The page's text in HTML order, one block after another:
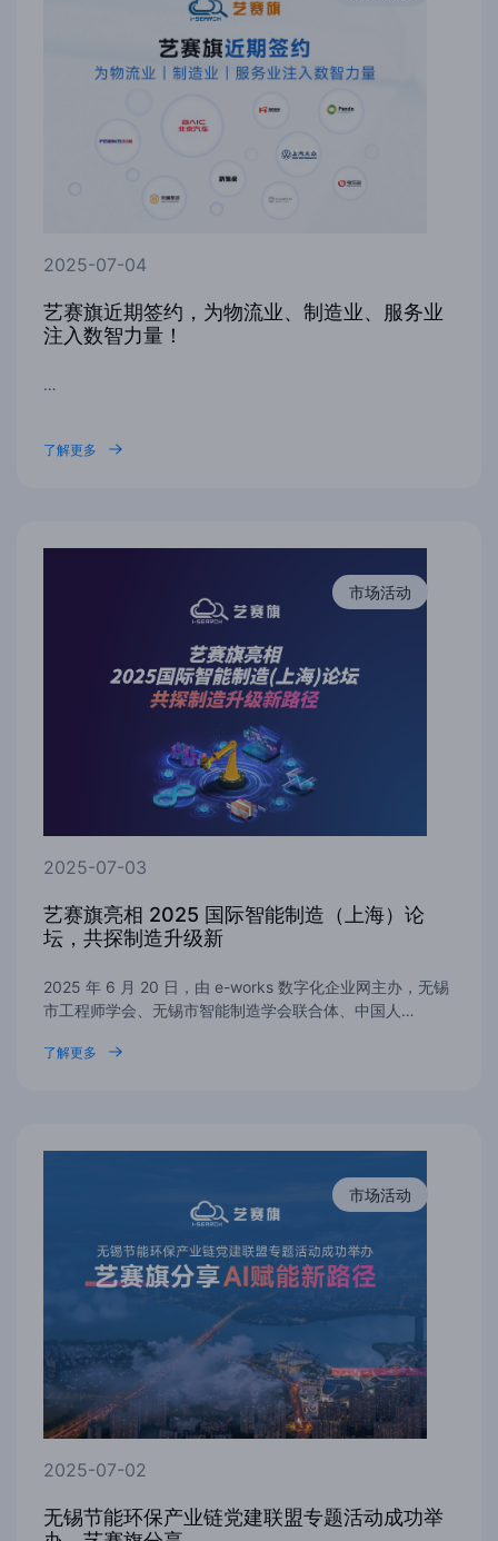
2025-07-04
艺赛旗近期签约，为物流业、制造业、服务业
注入数智力量！
…
了解更多
2025-07-03
市场活动
艺赛旗亮相 2025 国际智能制造（上海）论
坛，共探制造升级新
2025 年 6 月 20 日，由 e-works 数字化企业网主办，无锡
市工程师学会、无锡市智能制造学会联合体、中国人…
了解更多
2025-07-02
市场活动
无锡节能环保产业链党建联盟专题活动成功举